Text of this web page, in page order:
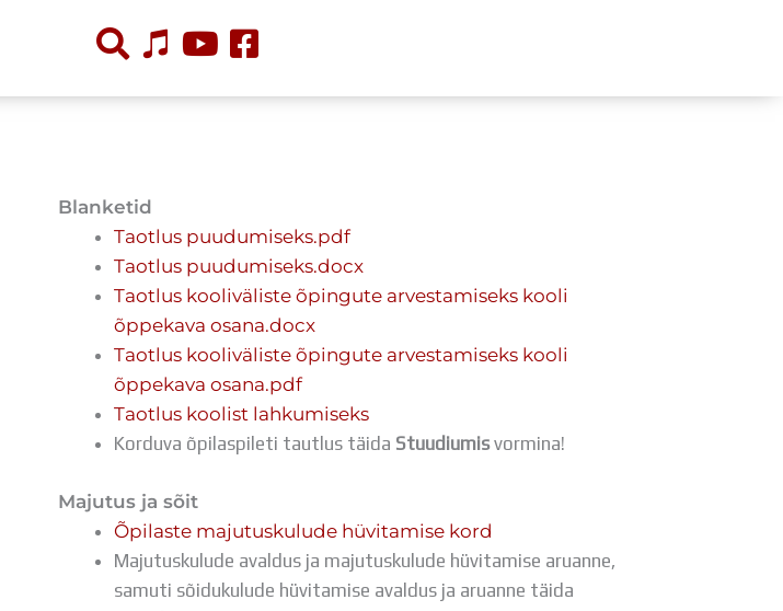
Meie kool
Dokumendid
Uudised
Vilistlastele
Virtuaaltuur
Õpilasesindus
Blanketid
Taotlus puudumiseks.pdf
Taotlus puudumiseks.docx
Taotlus kooliväliste õpingute arvestamiseks kooli
õppekava osana.docx
Taotlus kooliväliste õpingute arvestamiseks kooli
õppekava osana.pdf
Taotlus koolist lahkumiseks
Korduva õpilaspileti tautlus täida Stuudiumisvormina!
Majutus ja sõit
Õpilaste majutuskulude hüvitamise kord
Majutuskulude avaldus ja majutuskulude hüvitamise aruanne,
samuti sõidukulude hüvitamise avaldus ja aruanne täida